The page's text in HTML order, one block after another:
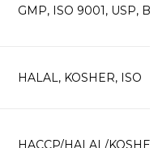
GMP, ISO 9001, USP,
HALAL, KOSHER, ISO
HACCP/HALAL/